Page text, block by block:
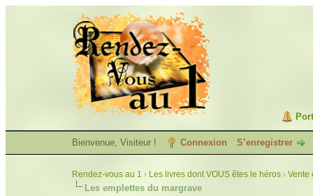
Bienvenue, Visiteur ! Connexion S’enregistrer
Rendez-vous au 1 › Les livres dont VOUS êtes le héros › Vente
Les emplettes du margrave